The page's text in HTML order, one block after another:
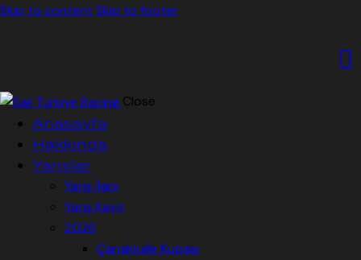
Skip to content Skip to footer
Close
Anasayfa
Hakkında
Yarışlar
Yarış İlanı
Yarış Kayıt
2026
Çanakkale Kupası